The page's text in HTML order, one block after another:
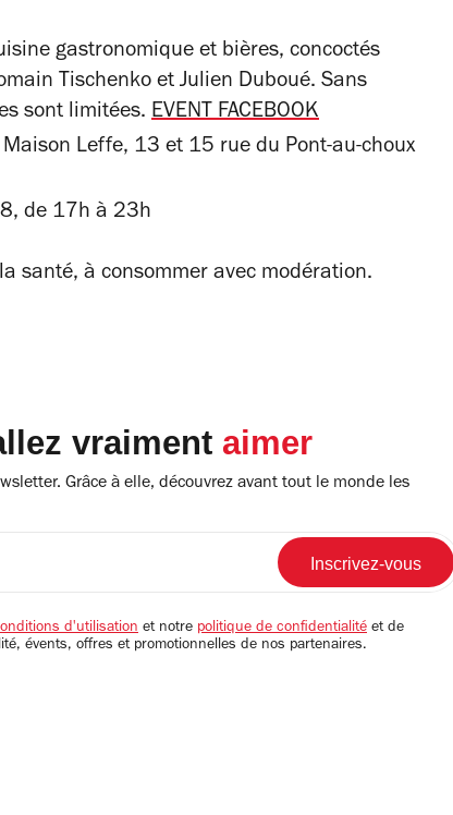
gastronomique et bières, concoctés
Tischenko et Julien Duboué. Sans
sont limitées. EVENT FACEBOOK
Leffe, 13 et 15 rue du Pont-au-choux
de 17h à 23h
santé, à consommer avec modération.
vraiment aimer
Grâce à elle, découvrez avant tout le monde les
d'utilisation et notre politique de confidentialité et de
évents, offres et promotionnelles de nos partenaires.